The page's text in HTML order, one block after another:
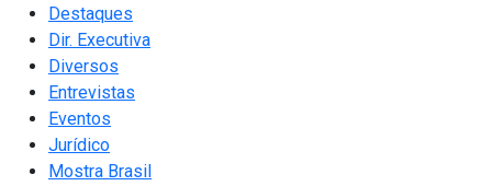
Destaques
Dir. Executiva
Diversos
Entrevistas
Eventos
Jurídico
Mostra Brasil